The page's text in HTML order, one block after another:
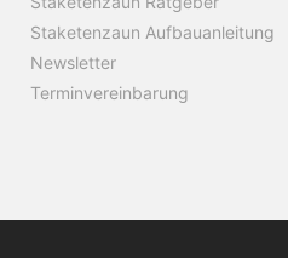
Staketenzaun Aufbauanleitung
Newsletter
Terminvereinbarung